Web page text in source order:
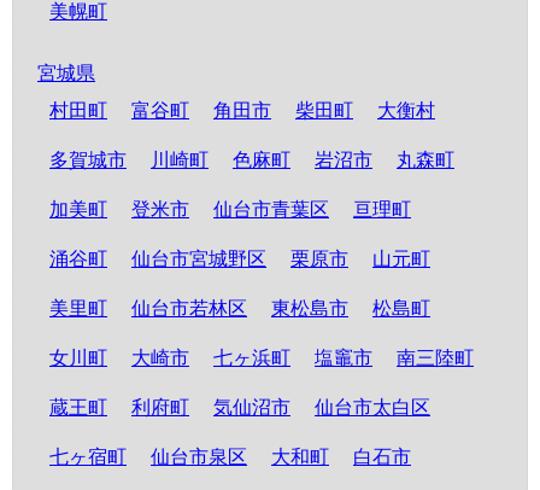
美幌町
宮城県
村田町
富谷町 角田市 柴田町 大衡村
多賀城市 川崎町 色麻町 岩沼市 丸森町
加美町 登米市 仙台市青葉区 亘理町
涌谷町 仙台市宮城野区 栗原市 山元町
美里町 仙台市若林区 東松島市 松島町
女川町 大崎市 七ヶ浜町 塩竈市 南三陸町
蔵王町 利府町 気仙沼市 仙台市太白区
七ヶ宿町 仙台市泉区 大和町 白石市